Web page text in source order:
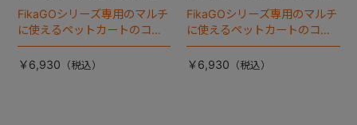
FikaGOシリーズ専用のマルチ
に使えるペットカートのコー
ナークッション登場。
￥6,930
FikaGOシリーズ専用のマルチ
に使えるペットカートのコー
ナークッション登場。
￥6,930